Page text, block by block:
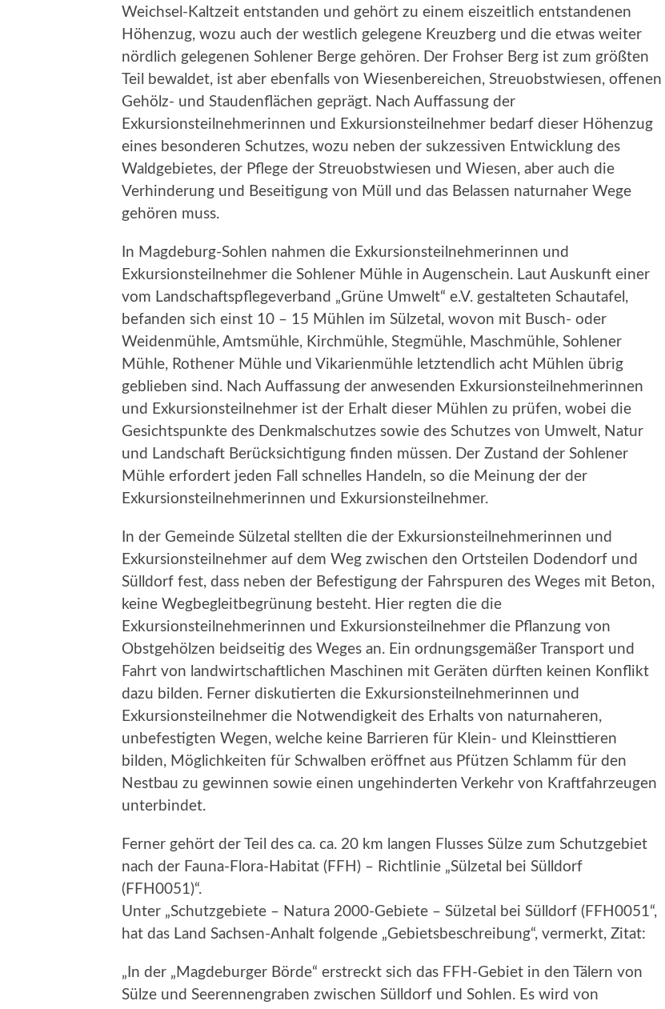
Weichsel-Kaltzeit entstanden und gehört zu einem eiszeitlich entstandenen
Höhenzug, wozu auch der westlich gelegene Kreuzberg und die etwas weiter
nördlich gelegenen Sohlener Berge gehören. Der Frohser Berg ist zum größten
Teil bewaldet, ist aber ebenfalls von Wiesenbereichen, Streuobstwiesen, offenen
Gehölz- und Staudenflächen geprägt. Nach Auffassung der
Exkursionsteilnehmerinnen und Exkursionsteilnehmer bedarf dieser Höhenzug
eines besonderen Schutzes, wozu neben der sukzessiven Entwicklung des
Waldgebietes, der Pflege der Streuobstwiesen und Wiesen, aber auch die
Verhinderung und Beseitigung von Müll und das Belassen naturnaher Wege
gehören muss.
In Magdeburg-Sohlen nahmen die Exkursionsteilnehmerinnen und
Exkursionsteilnehmer die Sohlener Mühle in Augenschein. Laut Auskunft einer
vom Landschaftspflegeverband „Grüne Umwelt“ e.V. gestalteten Schautafel,
befanden sich einst 10 – 15 Mühlen im Sülzetal, wovon mit Busch- oder
Weidenmühle, Amtsmühle, Kirchmühle, Stegmühle, Maschmühle, Sohlener
Mühle, Rothener Mühle und Vikarienmühle letztendlich acht Mühlen übrig
geblieben sind. Nach Auffassung der anwesenden Exkursionsteilnehmerinnen
und Exkursionsteilnehmer ist der Erhalt dieser Mühlen zu prüfen, wobei die
Gesichtspunkte des Denkmalschutzes sowie des Schutzes von Umwelt, Natur
und Landschaft Berücksichtigung finden müssen. Der Zustand der Sohlener
Mühle erfordert jeden Fall schnelles Handeln, so die Meinung der der
Exkursionsteilnehmerinnen und Exkursionsteilnehmer.
In der Gemeinde Sülzetal stellten die der Exkursionsteilnehmerinnen und
Exkursionsteilnehmer auf dem Weg zwischen den Ortsteilen Dodendorf und
Sülldorf fest, dass neben der Befestigung der Fahrspuren des Weges mit Beton,
keine Wegbegleitbegrünung besteht. Hier regten die die
Exkursionsteilnehmerinnen und Exkursionsteilnehmer die Pflanzung von
Obstgehölzen beidseitig des Weges an. Ein ordnungsgemäßer Transport und
Fahrt von landwirtschaftlichen Maschinen mit Geräten dürften keinen Konflikt
dazu bilden. Ferner diskutierten die Exkursionsteilnehmerinnen und
Exkursionsteilnehmer die Notwendigkeit des Erhalts von naturnaheren,
unbefestigten Wegen, welche keine Barrieren für Klein- und Kleinsttieren
bilden, Möglichkeiten für Schwalben eröffnet aus Pfützen Schlamm für den
Nestbau zu gewinnen sowie einen ungehinderten Verkehr von Kraftfahrzeugen
unterbindet.
Ferner gehört der Teil des ca. ca. 20 km langen Flusses Sülze zum Schutzgebiet
nach der Fauna-Flora-Habitat (FFH) – Richtlinie „Sülzetal bei Sülldorf
(FFH0051)“.
Unter „Schutzgebiete – Natura 2000-Gebiete – Sülzetal bei Sülldorf (FFH0051“,
hat das Land Sachsen-Anhalt folgende „Gebietsbeschreibung“, vermerkt, Zitat:
„In der „Magdeburger Börde“ erstreckt sich das FFH-Gebiet in den Tälern von
Sülze und Seerennengraben zwischen Sülldorf und Sohlen. Es wird von